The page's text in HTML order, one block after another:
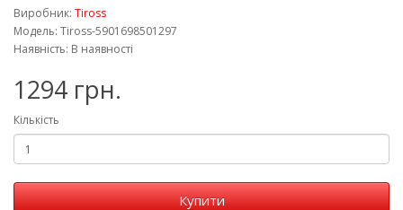
Виробник: Tiross
Модель: Tiross-5901698501297
Наявність: В наявності
1294 грн.
Кількість
Купити